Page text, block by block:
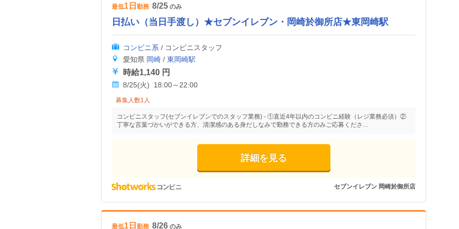
最低1日 勤務 8/25 のみ
日払い（当日手渡し）★セブンイレブン・岡崎於御所店★東岡崎駅
コンビニ系 / コンビニスタッフ
愛知県 岡崎 / 東岡崎駅
時給1,140 円
8/25(火) 18:00～22:00
募集人数1人
コンビニスタッフ(セブンイレブンでのスタッフ業務) - ①直近4年以内のコンビニ経験（レジ業務必須）②
丁寧な言葉づかいができる方、清潔感のある身だしなみで勤務できる方のみご応募くださ…
詳細を見る
セブンイレブン 岡崎於御所店
最低1日 勤務 8/26 のみ